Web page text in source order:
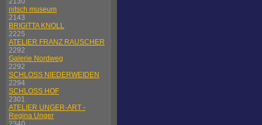
nitsch museum
2143
BRIGITTA KNOLL
2225
ATELIER FRANZ RAUSCHER
2292
Galerie Nordweg
2292
SCHLOSS NIEDERWEIDEN
2294
SCHLOSS HOF
2301
ATELIER UNGER-ART -
Regina Unger